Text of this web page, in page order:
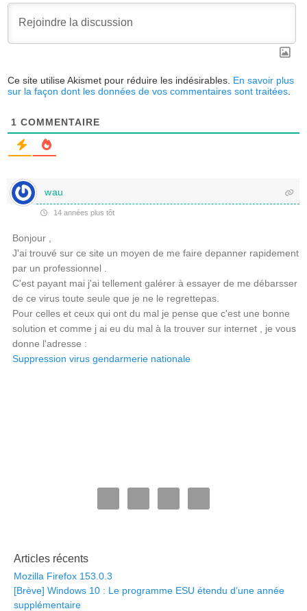
Ce site utilise Akismet pour réduire les indésirables. En savoir plus
sur la façon dont les données de vos commentaires sont traitées
1 COMMENTAIRE
wau
14 années plus tôt
Bonjour ,
J'ai trouvé sur ce site un moyen de me faire depanner rapidement
par un professionnel .
C'est payant mai j'ai tellement galérer à essayer de me débarsser
de ce virus toute seule que je ne le regrettepas.
Pour celles et ceux qui ont du mal je pense que c'est une bonne
solution et comme j ai eu du mal à la trouver sur internet , je vous
donne l'adresse :
Suppression virus gendarmerie nationale
Articles récents
Mozilla Firefox 153.0.3
[Brève] Windows 10 : Le programme ESU étendu d’une année
supplémentaire